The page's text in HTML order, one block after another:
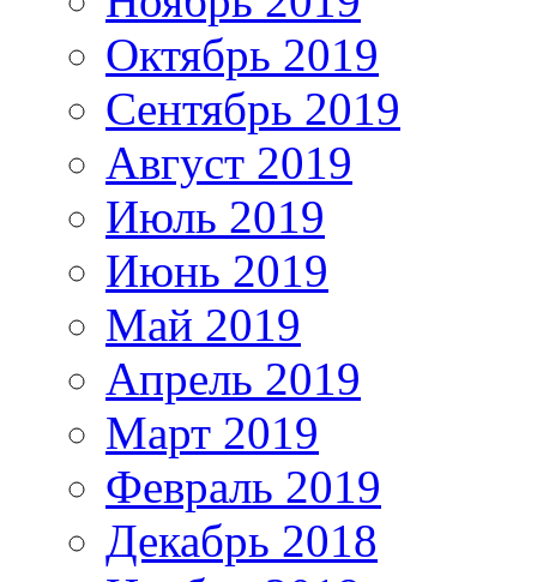
Октябрь 2019
Сентябрь 2019
Август 2019
Июль 2019
Июнь 2019
Май 2019
Апрель 2019
Март 2019
Февраль 2019
Декабрь 2018